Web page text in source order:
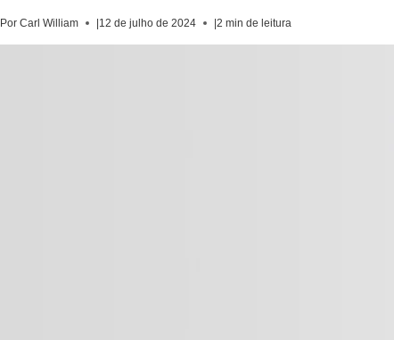
Por Carl William |12 de julho de 2024 |2 min de leitura